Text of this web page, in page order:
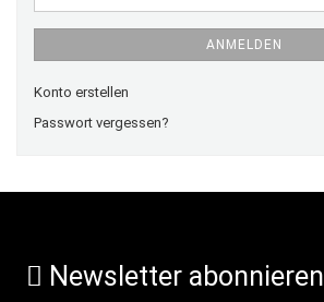
ANMELDEN
Konto erstellen
Passwort vergessen?
Newsletter abonnieren